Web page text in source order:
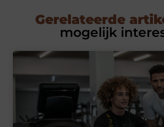
Gerelateerde
mogelijk